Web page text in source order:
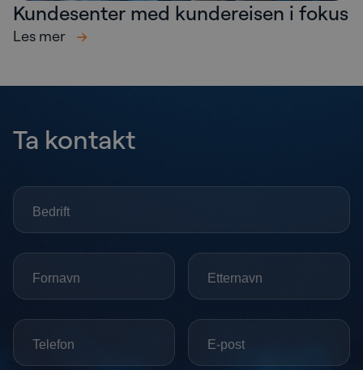
Kundesenter med kundereisen i fokus
Les mer
Ta kontakt